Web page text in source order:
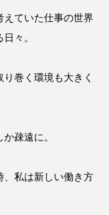
ていた仕事の世界
々。
巻く環境も大きく
疎遠に。
、私は新しい働き方